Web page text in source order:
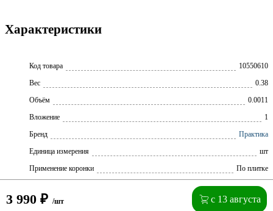
Характеристики
Код товара
10550610
Вес
0.38
Объём
0.0011
Вложение
1
Бренд
Практика
Единица измерения
шт
Применение коронки
По плитке
3 990 ₽ /шт с 13 августа